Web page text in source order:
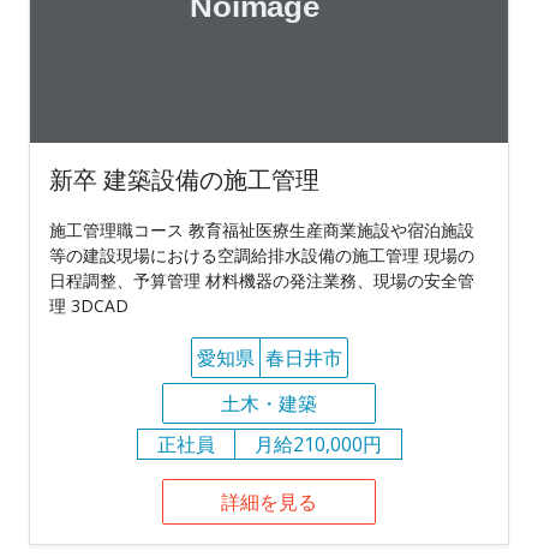
新卒 建築設備の施工管理
施工管理職コース 教育福祉医療生産商業施設や宿泊施設
等の建設現場における空調給排水設備の施工管理 現場の
日程調整、予算管理 材料機器の発注業務、現場の安全管
理 3DCAD
愛知県 春日井市
土木・建築
正社員
月給210,000円
詳細を見る